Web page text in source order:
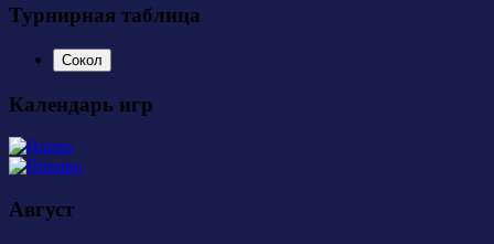
Турнирная таблица
Сокол
Календарь игр
Август